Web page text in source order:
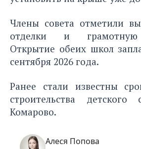
Члены совета отметили
отделки и грамотную
Открытие обеих школ
сентября 2026 года.
Ранее стали известны
строительства детского
Комарово.
Алеся Попова